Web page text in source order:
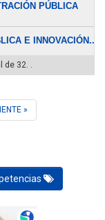
PÚBLICA
E INNOVACIÓN...
de 32. .
»